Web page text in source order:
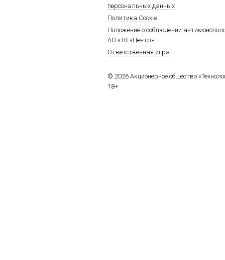
персональных данных
Политика Cookie
Положение о соблюдении
АО «ТК «Центр»
Ответственная игра
© 2026 Акционерное общество
18+